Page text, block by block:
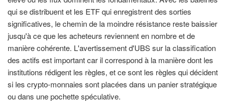
qui se distribuent et les ETF qui enregistrent des sorties
significatives, le chemin de la moindre résistance reste baissier
jusqu'à ce que les acheteurs reviennent en nombre et de
manière cohérente. L'avertissement d'UBS sur la classification
des actifs est important car il correspond à la manière dont les
institutions rédigent les règles, et ce sont les règles qui décident
si les crypto-monnaies sont placées dans un panier stratégique
ou dans une pochette spéculative.